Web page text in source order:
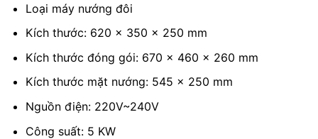
Loại máy nướng đôi
Kích thước: 620 x 350 x 250 mm
Kích thước đóng gói: 670 x 460 x 260 mm
Kích thước mặt nướng: 545 x 250 mm
Nguồn điện: 220V~240V
Công suất: 5 KW